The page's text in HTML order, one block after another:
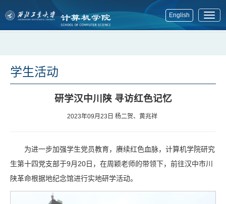
English
展
学生活动
研学汉中川陕 寻访红色记忆
2023年09月23日 杨二贺、黄兆祥
为进一步加强学生党员教育，赓续红色血脉，计算机学院研究
生第十四党支部于9月20日，在周颖老师的带领下，前往汉中市川
陕革命根据地纪念馆进行实地研学活动。